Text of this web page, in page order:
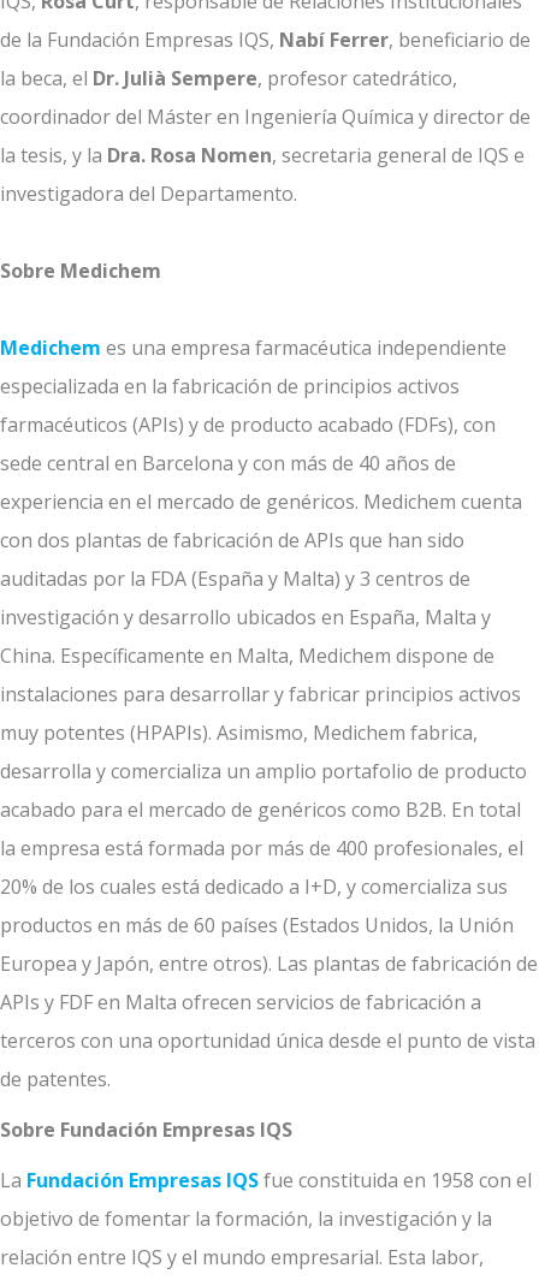
de la Fundación Empresas IQS, Nabí Ferrer, beneficiario de
la beca, el Dr. Julià Sempere, profesor catedrático,
coordinador del Máster en Ingeniería Química y director de
la tesis, y la Dra. Rosa Nomen, secretaria general de IQS e
investigadora del Departamento.
Sobre Medichem
Medichem es una empresa farmacéutica independiente
especializada en la fabricación de principios activos
farmacéuticos (APIs) y de producto acabado (FDFs), con
sede central en Barcelona y con más de 40 años de
experiencia en el mercado de genéricos. Medichem cuenta
con dos plantas de fabricación de APIs que han sido
auditadas por la FDA (España y Malta) y 3 centros de
investigación y desarrollo ubicados en España, Malta y
China. Específicamente en Malta, Medichem dispone de
instalaciones para desarrollar y fabricar principios activos
muy potentes (HPAPIs). Asimismo, Medichem fabrica,
desarrolla y comercializa un amplio portafolio de producto
acabado para el mercado de genéricos como B2B. En total
la empresa está formada por más de 400 profesionales, el
20% de los cuales está dedicado a I+D, y comercializa sus
productos en más de 60 países (Estados Unidos, la Unión
Europea y Japón, entre otros). Las plantas de fabricación de
APIs y FDF en Malta ofrecen servicios de fabricación a
terceros con una oportunidad única desde el punto de vista
de patentes.
Sobre Fundación Empresas IQS
La Fundación Empresas IQSfue constituida en 1958 con el
objetivo de fomentar la formación, la investigación y la
relación entre IQS y el mundo empresarial. Esta labor,